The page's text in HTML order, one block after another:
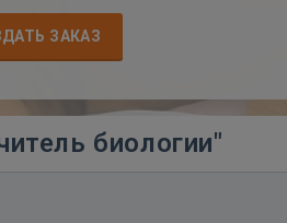
ЗАКАЗ
биологии"